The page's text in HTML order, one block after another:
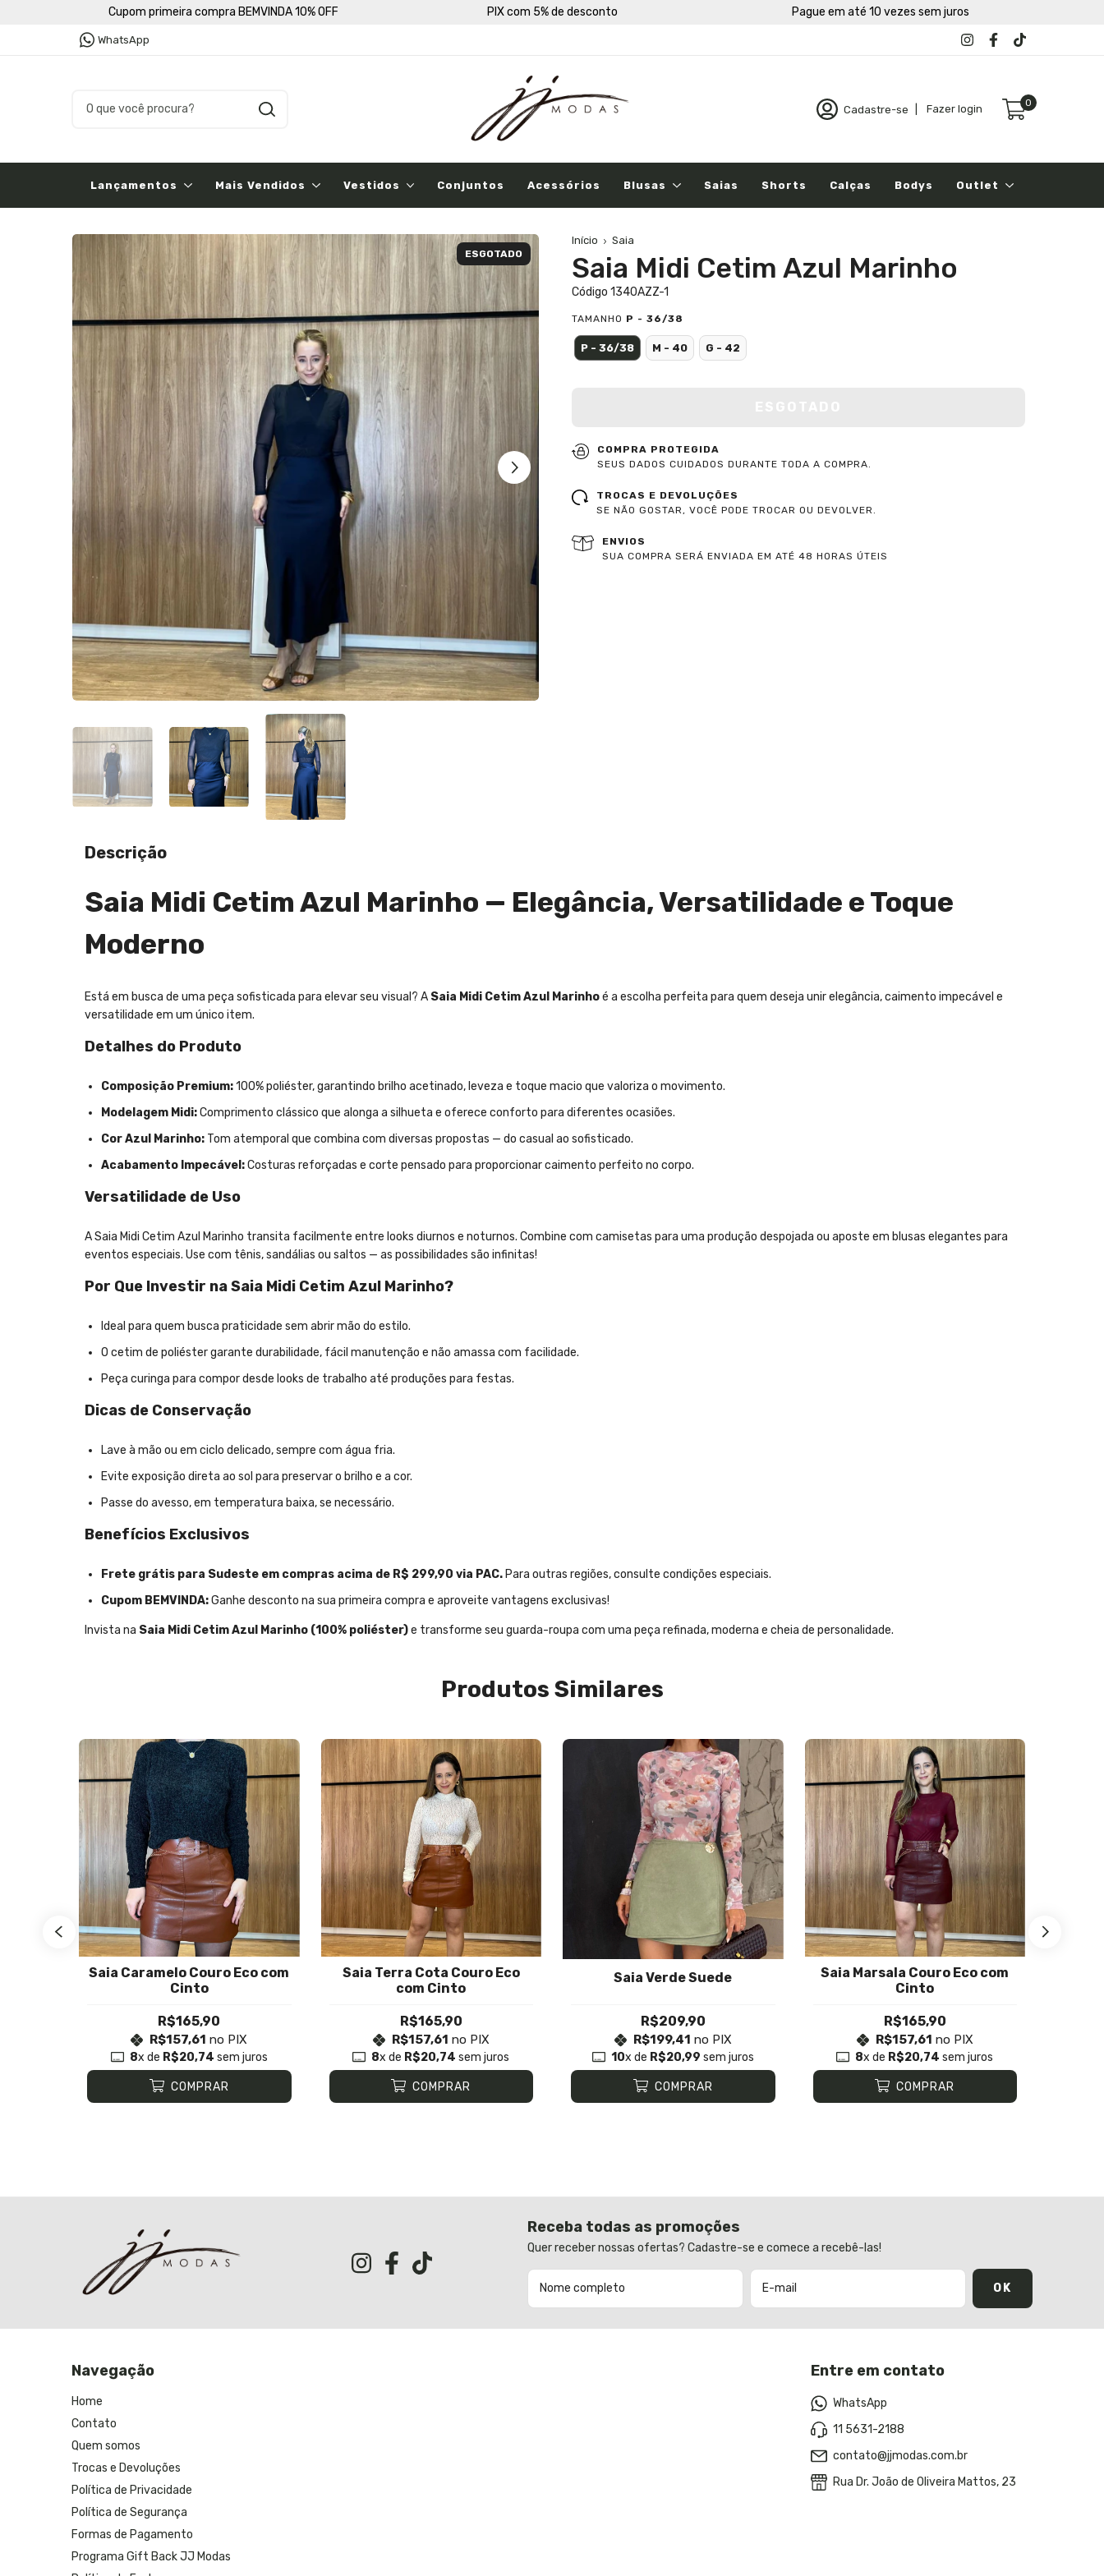
Cupom primeira compra BEMVINDA 10% OFF PIX com 5% de desconto Pague em até 10 vezes sem juros
WhatsApp
Cadastre-se Fazer login
0
Lançamentos Mais Vendidos Vestidos Conjuntos Acessórios Blusas Saias Shorts Calças Bodys Outlet
ESGOTADO
Início Saia
Saia Midi Cetim Azul Marinho
Código 1340AZZ-1
TAMANHO P - 36/38
P - 36/38 M - 40 G - 42
COMPRA PROTEGIDA
SEUS DADOS CUIDADOS DURANTE TODA A COMPRA.
TROCAS E DEVOLUÇÕES
SE NÃO GOSTAR, VOCÊ PODE TROCAR OU DEVOLVER.
ENVIOS
SUA COMPRA SERÁ ENVIADA EM ATÉ 48 HORAS ÚTEIS
Descrição
Saia Midi Cetim Azul Marinho — Elegância, Versatilidade e Toque
Moderno
Está em busca de uma peça sofisticada para elevar seu visual? A Saia Midi Cetim Azul Marinhoé a escolha perfeita para quem deseja unir elegância, caimento impecável e
versatilidade em um único item.
Detalhes do Produto
Composição Premium:100% poliéster, garantindo brilho acetinado, leveza e toque macio que valoriza o movimento.
Modelagem Midi:Comprimento clássico que alonga a silhueta e oferece conforto para diferentes ocasiões.
Cor Azul Marinho: Tom atemporal que combina com diversas propostas — do casual ao sofisticado.
Acabamento Impecável:Costuras reforçadas e corte pensado para proporcionar caimento perfeito no corpo.
Versatilidade de Uso
A Saia Midi Cetim Azul Marinho transita facilmente entre looks diurnos e noturnos. Combine com camisetas para uma produção despojada ou aposte em blusas elegantes para
eventos especiais. Use com tênis, sandálias ou saltos — as possibilidades são infinitas!
Por Que Investir na Saia Midi Cetim Azul Marinho?
Ideal para quem busca praticidade sem abrir mão do estilo.
O cetim de poliéster garante durabilidade, fácil manutenção e não amassa com facilidade.
Peça curinga para compor desde looks de trabalho até produções para festas.
Dicas de Conservação
Lave à mão ou em ciclo delicado, sempre com água fria.
Evite exposição direta ao sol para preservar o brilho e a cor.
Passe do avesso, em temperatura baixa, se necessário.
Benefícios Exclusivos
Frete grátis para Sudeste em compras acima de R$ 299,90 via PAC. Para outras regiões, consulte condições especiais.
Cupom BEMVINDA:Ganhe desconto na sua primeira compra e aproveite vantagens exclusivas!
Invista na Saia Midi Cetim Azul Marinho (100% poliéster)e transforme seu guarda-roupa com uma peça refinada, moderna e cheia de personalidade.
Produtos Similares
Saia Caramelo Couro Eco com
Cinto
R$165,90
R$157,61 no PIX
8x de R$20,74 sem juros
COMPRAR
Saia Terra Cota Couro Eco
com Cinto
R$165,90
R$157,61 no PIX
8x de R$20,74 sem juros
COMPRAR
Saia Verde Suede
R$209,90
R$199,41 no PIX
10x de R$20,99 sem juros
COMPRAR
Saia Marsala Couro Eco com
Cinto
R$165,90
R$157,61 no PIX
8x de R$20,74 sem juros
COMPRAR
Receba todas as promoções
Quer receber nossas ofertas? Cadastre-se e comece a recebê-las!
Navegação
Home
Contato
Quem somos
Trocas e Devoluções
Política de Privacidade
Política de Segurança
Formas de Pagamento
Programa Gift Back JJ Modas
Entre em contato
WhatsApp
11 5631-2188
contato@jjmodas.com.br
Rua Dr. João de Oliveira Mattos, 23